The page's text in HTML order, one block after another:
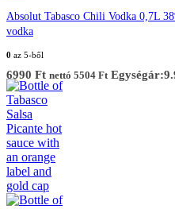
Absolut Tabasco Chili Vodka 0,7L
vodka
0 az 5-ből
6990 Ft nettó 5504 Ft